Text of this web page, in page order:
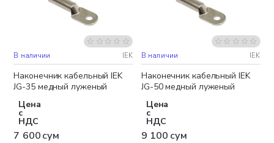
В наличии IEK
Наконечник кабельный IEK
JG-35 медный луженый
Цена
с
НДС
7 600 сум
В наличии IEK
Наконечник кабельный IEK
JG-50 медный луженый
Цена
с
НДС
9 100 сум